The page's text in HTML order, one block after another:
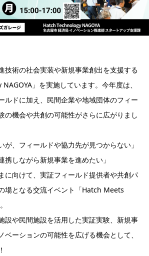
技術の社会実装や新規事業創出を支援する
」を実施しています。今年度は、
ルドに加え、民間企業や地域団体のフィー
の機会や共創の可能性がさらに広がりまし
、フィールドや協力先が見つからない」
しながら新規事業を進めたい」
に向けて、実証フィールド提供者や共創パ
場となる交流イベント「Hatch Meets
設や民間施設を活用した実証実験、新規事
ベーションの可能性を広げる機会として、